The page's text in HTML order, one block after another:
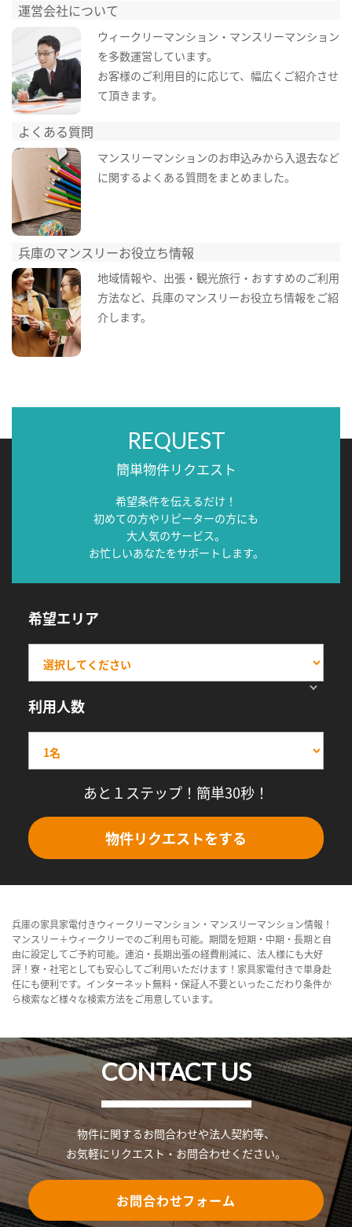
運営会社について
ウィークリーマンション・マンスリーマンション
を多数運営しています。
お客様のご利用目的に応じて、幅広くご紹介させ
て頂きます。
よくある質問
マンスリーマンションのお申込みから入退去など
に関するよくある質問をまとめました。
兵庫のマンスリーお役立ち情報
地域情報や、出張・観光旅行・おすすめのご利用
方法など、兵庫のマンスリーお役立ち情報をご紹
介します。
REQUEST
簡単物件リクエスト
希望条件を伝えるだけ！
初めての方やリピーターの方にも
大人気のサービス。
お忙しいあなたをサポートします。
希望エリア
利用人数
あと１ステップ！簡単30秒！
物件リクエストをする
兵庫の家具家電付きウィークリーマンション・マンスリーマンション情報！
マンスリー＋ウィークリーでのご利用も可能。期間を短期・中期・長期と自
由に設定してご予約可能。連泊・長期出張の経費削減に、法人様にも大好
評！寮・社宅としても安心してご利用いただけます！家具家電付きで単身赴
任にも便利です。インターネット無料・保証人不要といったこだわり条件か
ら検索など様々な検索方法をご用意しています。
CONTACT US
物件に関するお問合わせや法人契約等、
お気軽にリクエスト・お問合わせください。
お問合わせフォーム